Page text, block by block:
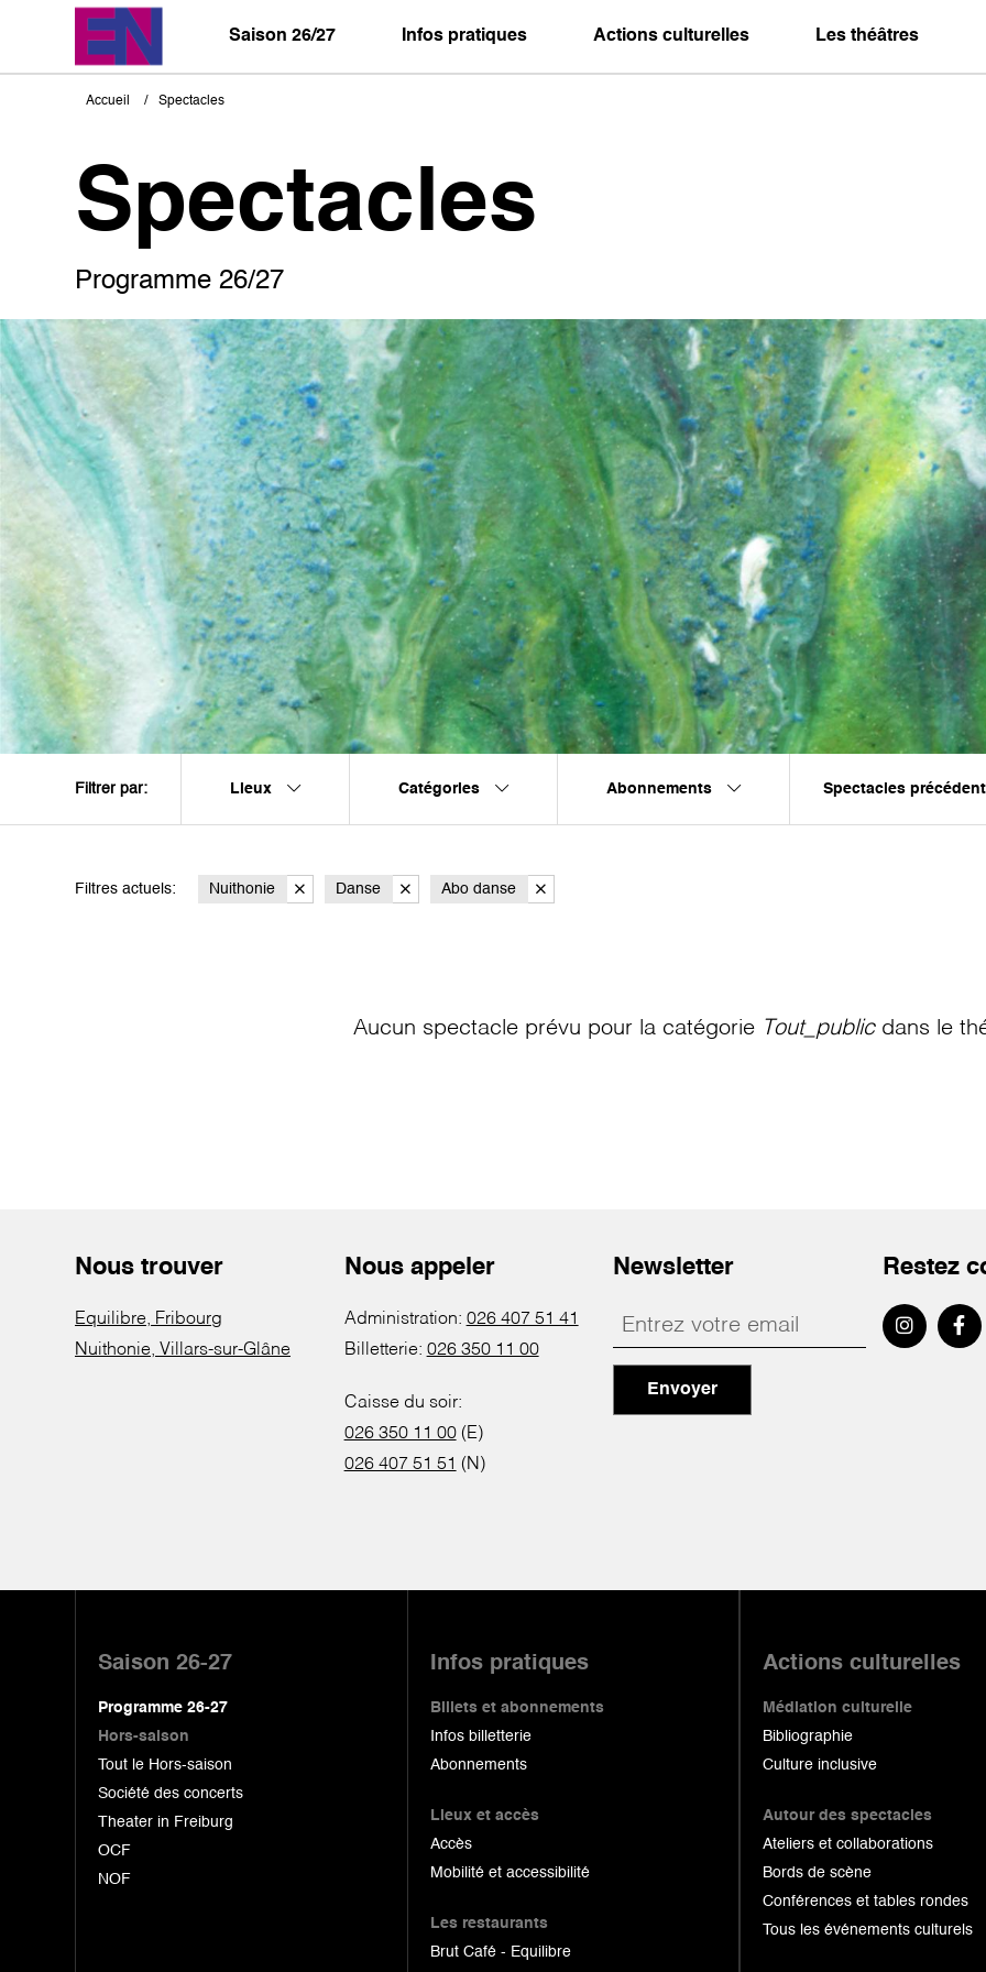
Saison 26/27 Infos pratiques Actions culturelles Les théâtres
Fil
Accueil Spectacles
Spectacles
Programme 26/27
Filtrer par: Lieux Catégories Abonnements Spectacles
Filtres actuels: Nuithonie Danse Abo danse
Aucun spectacle prévu pour la catégorie Tout_publicdans le
Nous trouver
Equilibre, Fribourg
Nuithonie, Villars-sur-Glâne
Nous appeler
Administration: 026 407 51 41
Billetterie: 026 350 11 00
Caisse du soir:
026 350 11 00(E)
026 407 51 51 (N)
Newsletter
Envoyer
Restez
Saison 26-27
Programme 26-27
Hors-saison
Tout le Hors-saison
Société des concerts
Theater in Freiburg
OCF
NOF
Infos pratiques
Billets et abonnements
Infos billetterie
Abonnements
Lieux et accès
Accès
Mobilité et accessibilité
Les restaurants
Brut Café - Equilibre
Actions culturelles
Médiation culturelle
Bibliographie
Culture inclusive
Autour des spectacles
Ateliers et collaborations
Bords de scène
Conférences et tables rondes
Tous les événements culturels